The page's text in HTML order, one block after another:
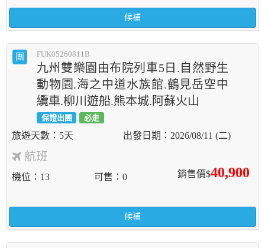
候補
團 FUK05260811B
九州雙樂園由布院列車5日.自然野生
動物園.海之中道水族館.鶴見岳空中
纜車.柳川遊船.熊本城.阿蘇火山
保證出團 必走
5天 2026/08/11 (二)
航班
銷售價$40,900
機位 13 可售 0
候補